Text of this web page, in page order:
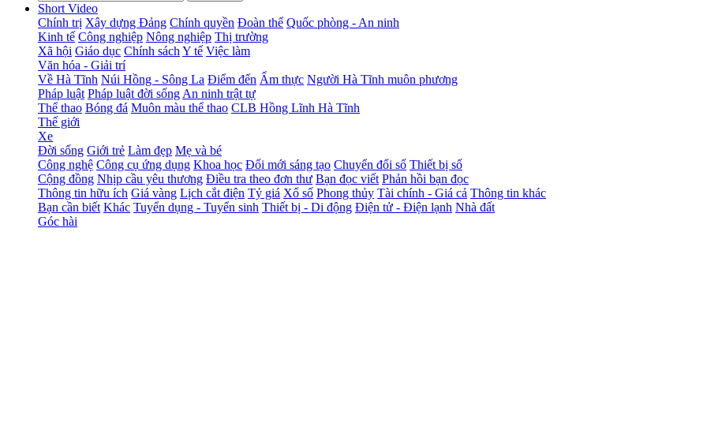
Short Video
Chính trị Xây dựng Đảng Chính quyền Đoàn thể Quốc phòng - An ninh
Kinh tế Công nghiệp Nông nghiệp Thị trường
Xã hội Giáo dục Chính sách Y tế Việc làm
Văn hóa - Giải trí
Về Hà Tĩnh Núi Hồng - Sông La Điểm đến Ẩm thực Người Hà Tĩnh muôn phương
Pháp luật Pháp luật đời sống An ninh trật tự
Thể thao Bóng đá Muôn màu thể thao CLB Hồng Lĩnh Hà Tĩnh
Thế giới
Xe
Đời sống Giới trẻ Làm đẹp Mẹ và bé
Công nghệ Công cụ ứng dụng Khoa học Đổi mới sáng tạo Chuyển đổi số Thiết bị số
Cộng đồng Nhịp cầu yêu thương Điều tra theo đơn thư Bạn đọc viết Phản hồi bạn đọc
Thông tin hữu ích Giá vàng Lịch cắt điện Tỷ giá Xổ số Phong thủy Tài chính - Giá cả Thông tin khác
Bạn cần biết Khác Tuyển dụng - Tuyển sinh Thiết bị - Di động Điện tử - Điện lạnh Nhà đất
Góc hài